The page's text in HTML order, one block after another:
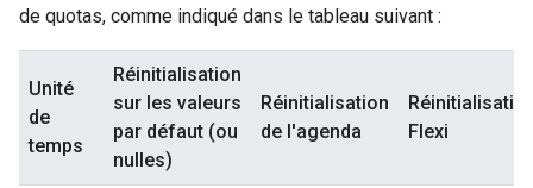
de quotas, comme indiqué dans le tableau suivant :
Unité
de
temps
Réinitialisation
sur les valeurs
par défaut (ou
nulles)
Réinitialisation
de l'agenda
Flexi